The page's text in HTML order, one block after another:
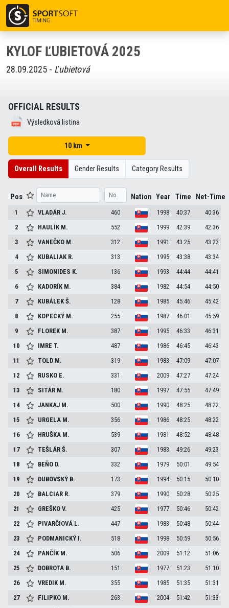
KYLOF ĽUBIETOVÁ 2025
28.09.2025 - Ľubietová
OFFICIAL RESULTS
Výsledková listina
10 km
Overall Results Gender Results Category Results
Pos Nation Year Time Net-Time
1 VLADÁRJ. 460 1998 40:37
40:36
2
HAULÍK M. 552 1999 42:39
42:36
3
VANEČKO M. 312 1991 43:25
43:23
4
KUBALIAK R. 313 1995 43:38
43:34
5
SIMONIDES K. 136 1993 44:44
44:41
6
KADORÍK M. 384 1982 44:54
44:50
7
KUBÁLEKŠ. 128 1985 45:46
45:42
8
KOPECKÝ M. 255 1987 46:01
45:59
9
FLOREK M. 387 1995 46:33
46:31
10
IMRE T. 487 1986 46:45
46:43
11
TOLD M. 319 1983 47:09
47:07
12
RUSKO E. 331 2009 47:27
47:24
13
SITÁR M. 180 1997 47:55
47:49
14
JANKAJ M. 500 1990 48:25
48:22
15
URGELA M. 356 1986 48:25
48:22
16
HRUŠKA M. 539 1981 48:52
48:48
17
TEŠLÁRŠ. 307 1983 49:26
49:23
18
BEŇO D. 332 1979 50:01
49:54
19
DUBOVSKÝ B. 173 1994 50:15
50:10
20
BALCIAR R. 379 1990 50:28
50:25
21
GREŠKOV. 425 1977 50:46
50:42
22
PIVARČIOVÁ L. 447 1983 50:48
50:44
23
PODMANICKÝ I. 518 1998 50:59
50:56
24
PANČÍK M. 506 2009 51:12
51:06
25
DOBROTA B. 151 1977 51:23
51:10
26
VREDIK M. 355 1985 51:35
51:31
27
FILIPKO M. 263 2004 51:42
51:33